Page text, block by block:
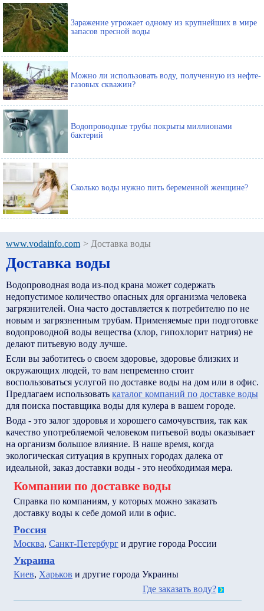
Заражение угрожает одному из крупнейших в мире
запасов пресной воды
Можно ли использовать воду, полученную из нефте-
газовых скважин?
Водопроводные трубы покрыты миллионами
бактерий
Сколько воды нужно пить беременной женщине?
www.vodainfo.com > Доставка воды
Доставка воды
Водопроводная вода из-под крана может содержать
недопустимое количество опасных для организма человека
загрязнителей. Она часто доставляется к потребителю по не
новым и загрязненным трубам. Применяемые при подготовке
водопроводной воды вещества (хлор, гипохлорит натрия) не
делают питьевую воду лучше.
Если вы заботитесь о своем здоровье, здоровье близких и
окружающих людей, то вам непременно стоит
воспользоваться услугой по доставке воды на дом или в офис.
Предлагаем использовать каталог компаний по доставке воды
для поиска поставщика воды для кулера в вашем городе.
Вода - это залог здоровья и хорошего самочувствия, так как
качество употребляемой человеком питьевой воды оказывает
на организм большое влияние. В наше время, когда
экологическая ситуация в крупных городах далека от
идеальной, заказ доставки воды - это необходимая мера.
Компании по доставке воды
Справка по компаниям, у которых можно заказать
доставку воды к себе домой или в офис.
Россия
Москва, Санкт-Петербурги другие города России
Украина
Киев, Харьков и другие города Украины
Где заказать воду?